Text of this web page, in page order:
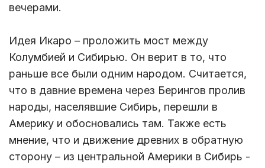
вечерами.
Идея Икаро – проложить мост между
Колумбией и Сибирью. Он верит в то, что
раньше все были одним народом. Считается,
что в давние времена через Берингов пролив
народы, населявшие Сибирь, перешли в
Америку и обосновались там. Также есть
мнение, что и движение древних в обратную
сторону – из центральной Америки в Сибирь -